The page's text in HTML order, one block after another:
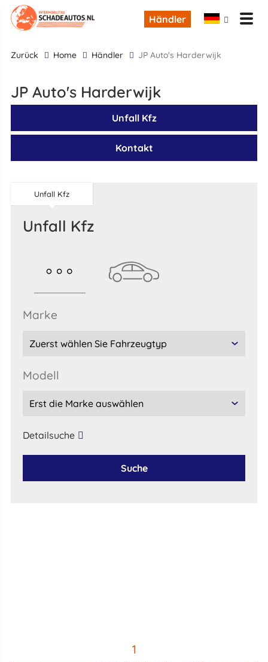
Händler
zurück Home Händler JP Auto's Harderwijk
JP Auto's Harderwijk
Unfall Kfz
Kontakt
Unfall Kfz
Unfall Kfz
marke
Modell
Detailsuche
Suche
1